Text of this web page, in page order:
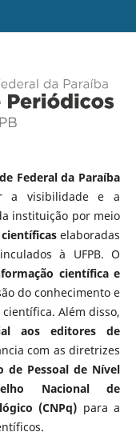
Federal da Paraíba
a visibilidade e a
instituição por meio
elaboradas
à UFPB. O
científica e
do conhecimento e
Além disso,
aos editores de
com as diretrizes
de Pessoal de Nível
Nacional de
(CNPq) para a